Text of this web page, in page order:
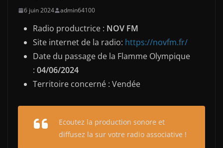
6 juin 2024 admin64100
Radio productrice : NOV FM
Site internet de la radio: https://novfm.fr/
Date du passage de la Flamme Olympique
: 04/06/2024
Territoire concerné : Vendée
Ecoutez la production sonore et
diffusez la sur votre radio associative !